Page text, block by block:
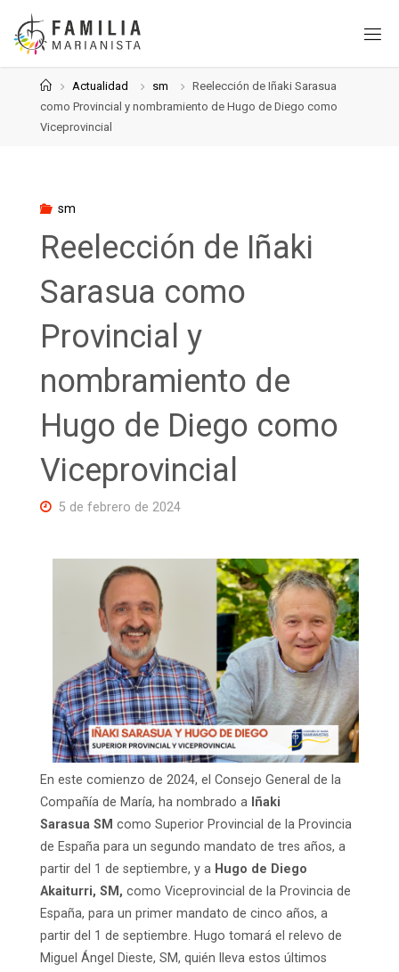
Saltar
contenido
Página
de
Inicio
Actualidad sm
Reelección de Iñaki Sarasua
como Provincial y nombramiento de Hugo de Diego como
Viceprovincial
sm
Reelección de Iñaki
Sarasua como
Provincial y
nombramiento de
Hugo de Diego como
Viceprovincial
5 de febrero de 2024
En este comienzo de 2024, el Consejo General de la
Compañía de María, ha nombrado a Iñaki
Sarasua SM como Superior Provincial de la Provincia
de España para un segundo mandato de tres años, a
partir del 1 de septiembre, y a Hugo de Diego
Akaiturri, SM, como Viceprovincial de la Provincia de
España, para un primer mandato de cinco años, a
partir del 1 de septiembre. Hugo tomará el relevo de
Miguel Ángel Dieste, SM, quién lleva estos últimos